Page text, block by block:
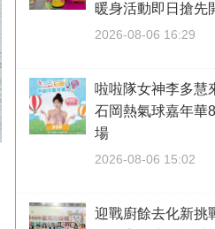
暖身活動即日搶先
2026-08-06 16:29
啦啦隊女神李多
石岡熱氣球嘉年華
場
2026-08-06 15:02
迎戰廚餘去化新